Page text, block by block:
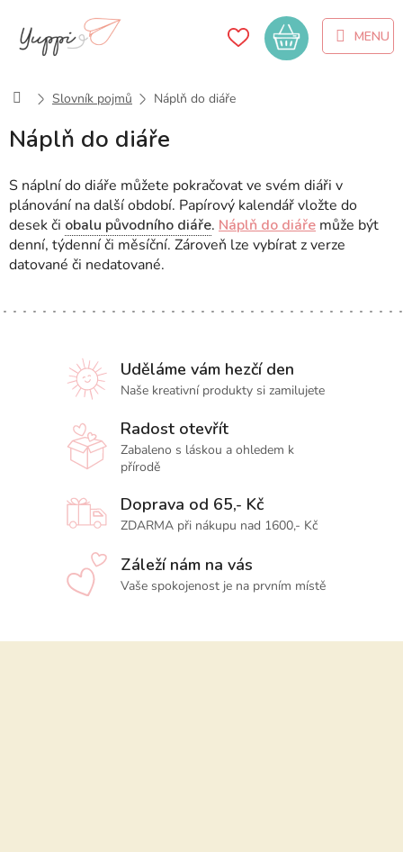
obsah
Nákupní
košík
DomůSlovník pojmů Náplň do diáře
Náplň do diáře
S náplní do diáře můžete pokračovat ve svém diáři v
plánování na další období. Papírový kalendář vložte do
desek či obalu původního diáře. Náplň do diáře může být
denní, týdenní či měsíční. Zároveň lze vybírat z verze
datované či nedatované.
Uděláme vám hezčí den
Naše kreativní produkty si zamilujete
Radost otevřít
Zabaleno s láskou a ohledem k
přírodě
Doprava od 65,- Kč
ZDARMA při nákupu nad 1600,- Kč
Záleží nám na vás
Vaše spokojenost je na prvním místě